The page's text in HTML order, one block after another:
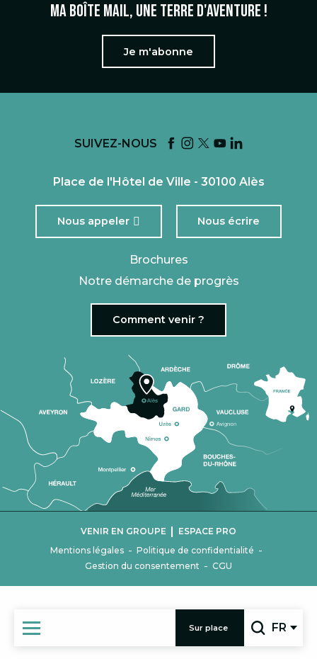
Sur place FR
Ma boîte mail, une terre d'aventure !
Je m'abonne
SUIVEZ-NOUS
Place de l'Hôtel de Ville - 30100 Alès
Nous appeler Nous écrire
Brochures
Notre démarche de progrès
Comment venir ?
Mentions légales - Politique de confidentialité -
Gestion du consentement - CGU
VENIR EN GROUPE | ESPACE PRO